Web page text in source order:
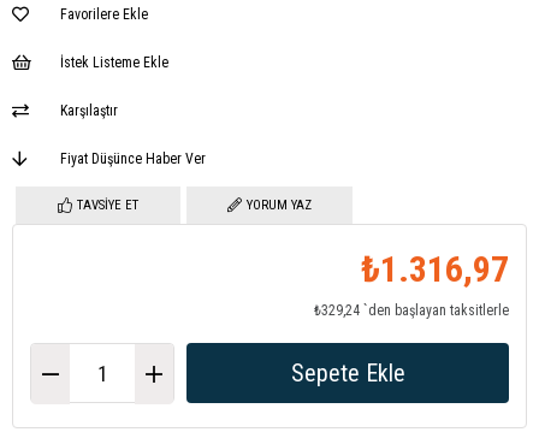
Favorilere Ekle
İstek Listeme Ekle
Karşılaştır
Fiyat Düşünce Haber Ver
TAVSIYE ET YORUM YAZ
₺1.316,97
₺329,24 `den başlayan taksitlerle